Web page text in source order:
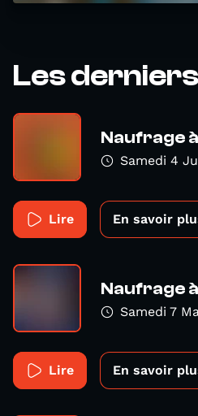
Les
Naufrage
Samedi 4
Lire En savoir
Naufrage
Samedi 7
Lire En savoir